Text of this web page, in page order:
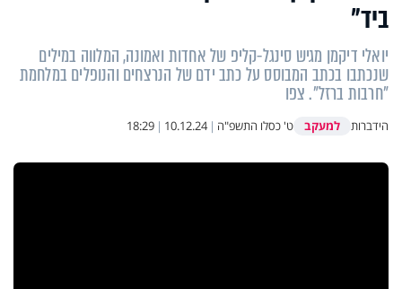
ביד"
יואלי דיקמן מגיש סינגל-קליפ של אחדות ואמונה, המלווה במילים
שנכתבו בכתב המבוסס על כתב ידם של הנרצחים והנופלים במלחמת
"חרבות ברזל". צפו
הידברות למעקב ט' כסלו התשפ"ה |
10.12.24
|
18:29